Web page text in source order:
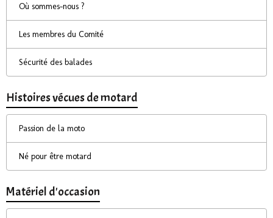
Où sommes-nous ?
Les membres du Comité
Sécurité des balades
Histoires vécues de motard
Passion de la moto
Né pour être motard
Matériel d'occasion